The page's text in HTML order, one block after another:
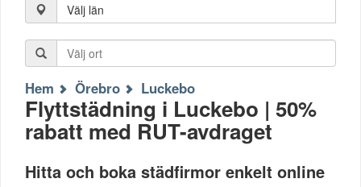
Välj län
Hem Örebro Luckebo
Flyttstädning i Luckebo | 50%
rabatt med RUT-avdraget
Hitta och boka städfirmor enkelt online